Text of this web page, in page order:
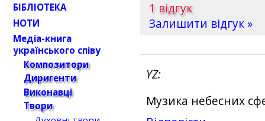
1 відгук
Залишити відгук »
YZ
Музика небесних
БІБЛІОТЕКА
НОТИ
Медіа-книга
українського співу
Композитори
Диригенти
Виконавці
Твори